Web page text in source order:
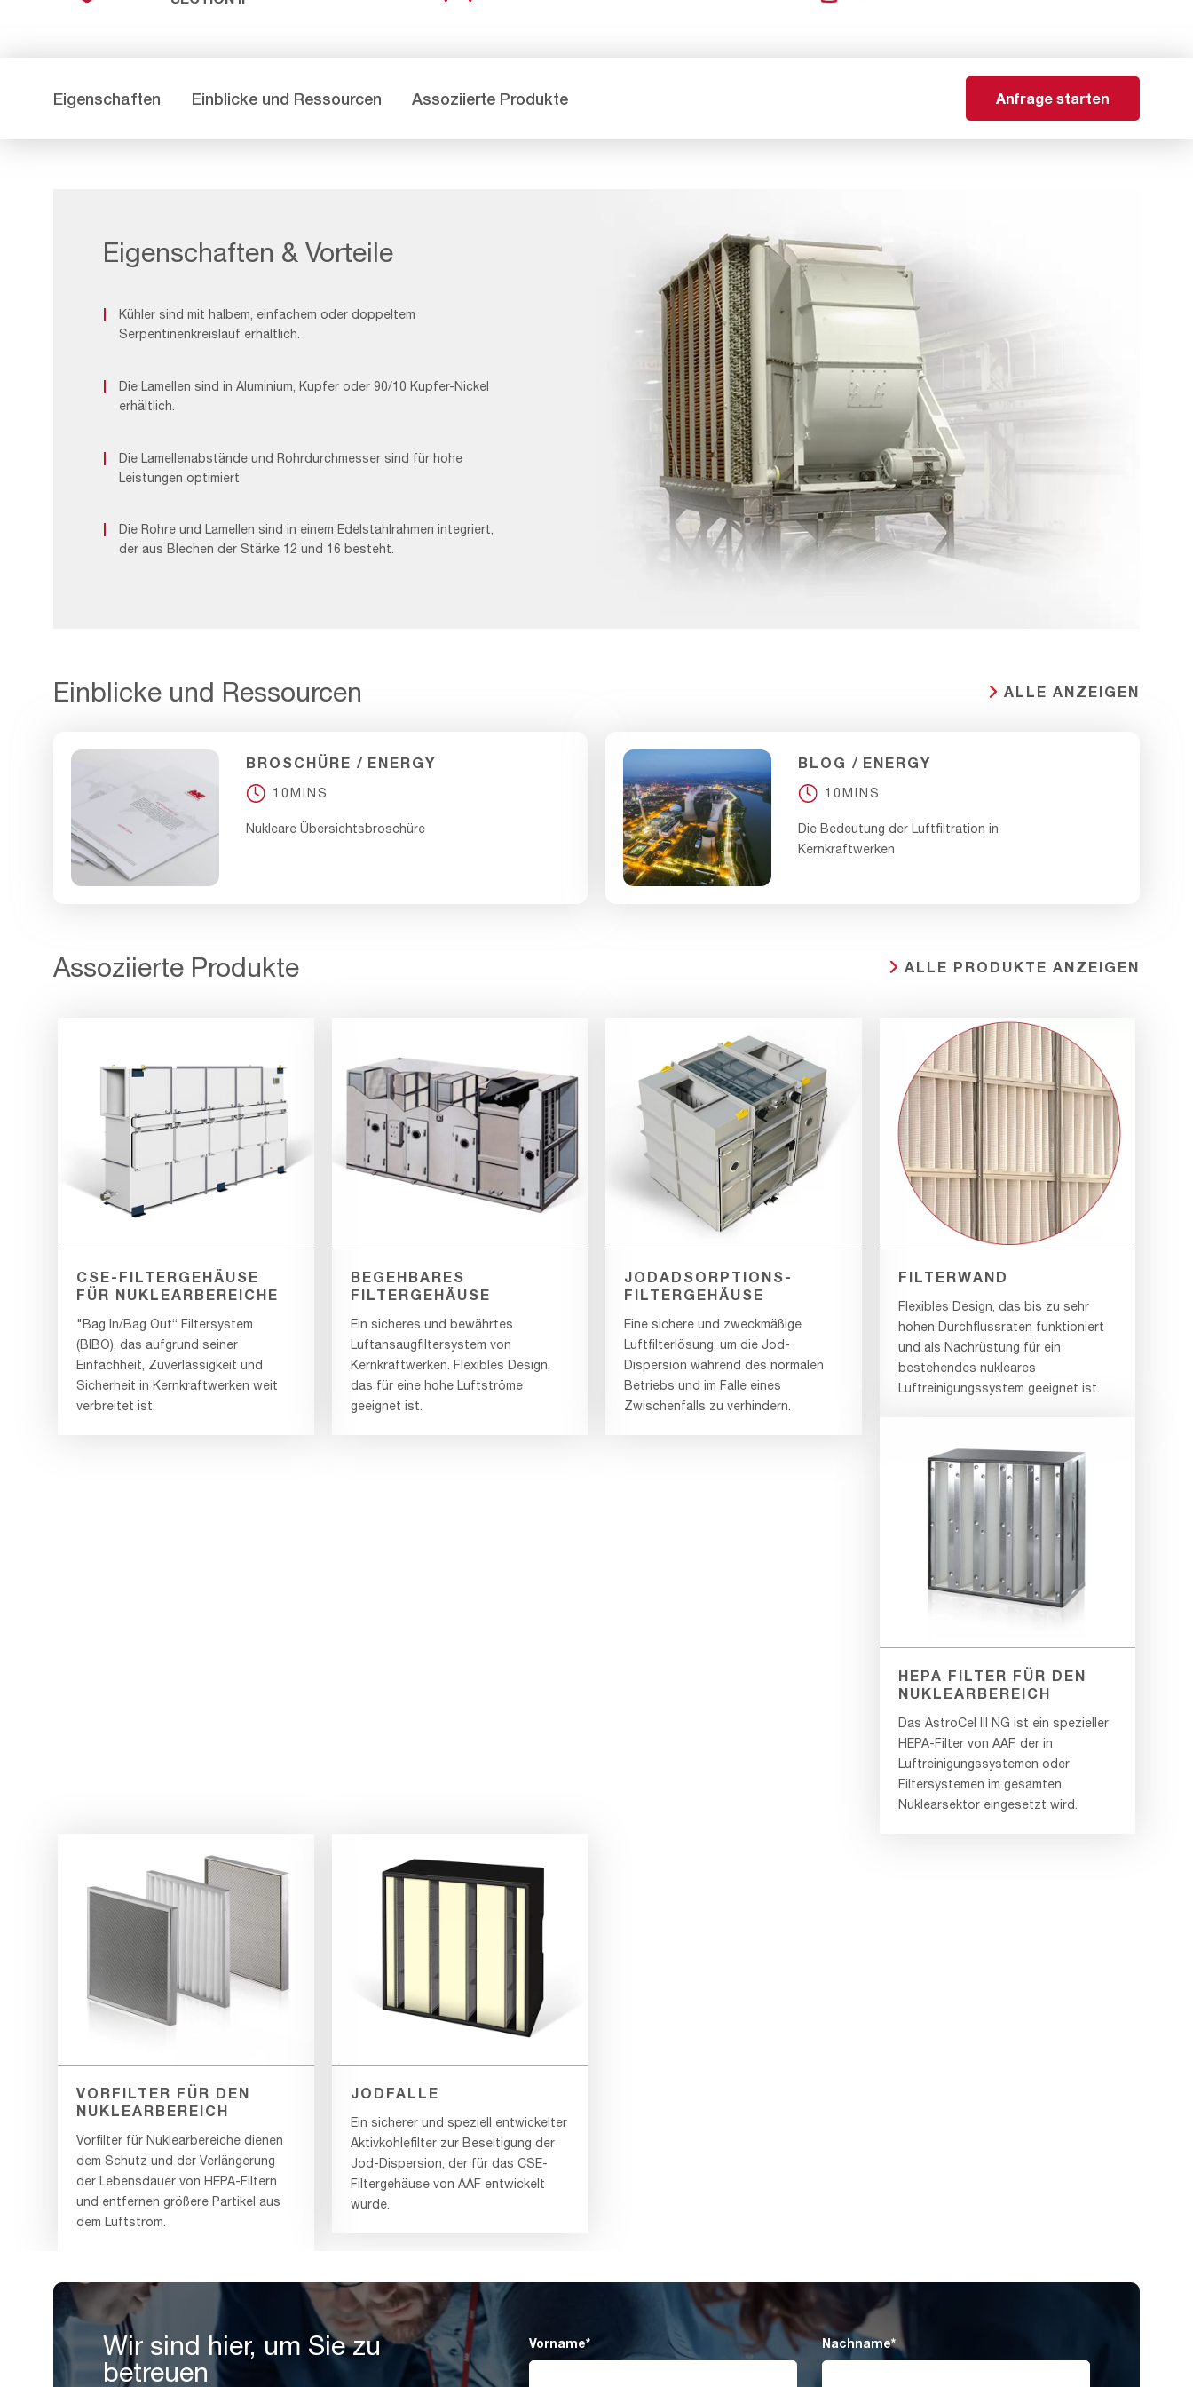
Eigenschaften Einblicke und Ressourcen Assoziierte Produkte Anfrage starten
Eigenschaften & Vorteile
Kühler sind mit halbem, einfachem oder doppeltem
Serpentinenkreislauf erhältlich.
Die Lamellen sind in Aluminium, Kupfer oder 90/10 Kupfer-Nickel
erhältlich.
Die Lamellenabstände und Rohrdurchmesser sind für hohe
Leistungen optimiert
Die Rohre und Lamellen sind in einem Edelstahlrahmen integriert,
der aus Blechen der Stärke 12 und 16 besteht.
Einblicke und Ressourcen ALLE ANZEIGEN
BROSCHÜRE ENERGY
10MINS
Nukleare Übersichtsbroschüre
BLOG ENERGY
10MINS
Die Bedeutung der Luftfiltration in
Kernkraftwerken
Assoziierte Produkte ALLE PRODUKTE ANZEIGEN
CSE-FILTERGEHÄUSE
FÜR NUKLEARBEREICHE
"Bag In/Bag Out“ Filtersystem
(BIBO), das aufgrund seiner
Einfachheit, Zuverlässigkeit und
Sicherheit in Kernkraftwerken weit
verbreitet ist.
BEGEHBARES
FILTERGEHÄUSE
Ein sicheres und bewährtes
Luftansaugfiltersystem von
Kernkraftwerken. Flexibles Design,
das für eine hohe Luftströme
geeignet ist.
JODADSORPTIONS-
FILTERGEHÄUSE
Eine sichere und zweckmäßige
Luftfilterlösung, um die Jod-
Dispersion während des normalen
Betriebs und im Falle eines
Zwischenfalls zu verhindern.
FILTERWAND
Flexibles Design, das bis zu sehr
hohen Durchflussraten funktioniert
und als Nachrüstung für ein
bestehendes nukleares
Luftreinigungssystem geeignet ist.
HEPA FILTER FÜR DEN
NUKLEARBEREICH
Das AstroCel III NG ist ein spezieller
HEPA-Filter von AAF, der in
Luftreinigungssystemen oder
Filtersystemen im gesamten
Nuklearsektor eingesetzt wird.
VORFILTER FÜR DEN
NUKLEARBEREICH
Vorfilter für Nuklearbereiche dienen
dem Schutz und der Verlängerung
der Lebensdauer von HEPA-Filtern
und entfernen größere Partikel aus
dem Luftstrom.
JODFALLE
Ein sicherer und speziell entwickelter
Aktivkohlefilter zur Beseitigung der
Jod-Dispersion, der für das CSE-
Filtergehäuse von AAF entwickelt
wurde.
Wir sind hier, um Sie zu
betreuen
Vorname* Nachname*